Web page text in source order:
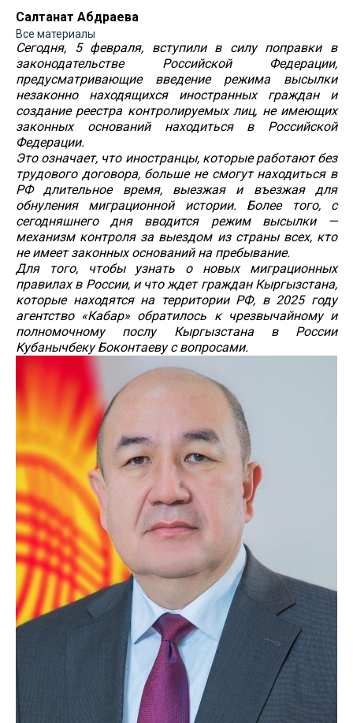
Салтанат Абдраева
Все материалы
Сегодня, 5 февраля, вступили в силу поправки в
законодательстве Российской Федерации,
предусматривающие введение режима высылки
незаконно находящихся иностранных граждан и
создание реестра контролируемых лиц, не имеющих
законных оснований находиться в Российской
Федерации.
Это означает, что иностранцы, которые работают без
трудового договора, больше не смогут находиться в
РФ длительное время, выезжая и въезжая для
обнуления миграционной истории. Более того, с
сегодняшнего дня вводится режим высылки —
механизм контроля за выездом из страны всех, кто
не имеет законных оснований на пребывание.
Для того, чтобы узнать о новых миграционных
правилах в России, и что ждет граждан Кыргызстана,
которые находятся на территории РФ, в 2025 году
агентство «Кабар» обратилось к чрезвычайному и
полномочному послу Кыргызстана в России
Кубанычбеку Боконтаеву с вопросами.